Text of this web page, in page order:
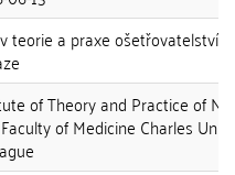
teorie a praxe ošetřovatelství
of Theory and Practice of
of Medicine Charles